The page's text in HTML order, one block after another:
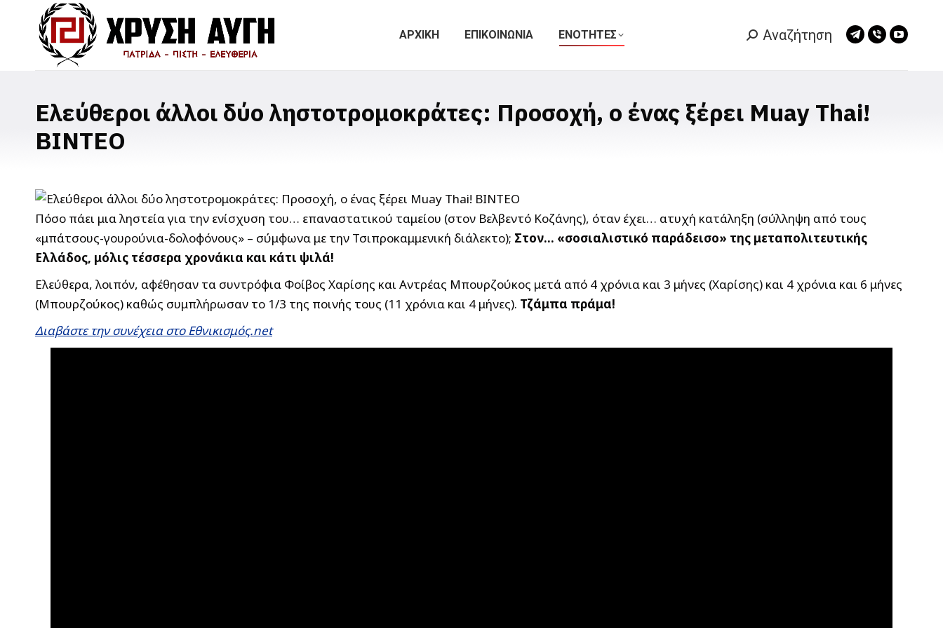
ΑΡΧΙΚΗ ΕΠΙΚΟΙΝΩΝΙΑ ΕΝΟΤΗΤΕΣ Search:
Αναζήτηση
Telegram
new
Viber
Ελεύθεροι άλλοι δύο ληστοτρομοκράτες: Προσοχή, ο ένας ξέρει Muay Thai!
ΒΙΝΤΕΟ
Πόσο πάει μια ληστεία για την ενίσχυση του… επαναστατικού ταμείου (στον Βελβεντό Κοζάνης), όταν έχει… ατυχή κατάληξη (σύλληψη από τους
«μπάτσους-γουρούνια-δολοφόνους» – σύμφωνα με την Τσιπροκαμμενική διάλεκτο); Στον… «σοσιαλιστικό παράδεισο» της μεταπολιτευτικής
Ελλάδος, μόλις τέσσερα χρονάκια και κάτι ψιλά!
Ελεύθερα, λοιπόν, αφέθησαν τα συντρόφια Φοίβος Χαρίσης και Αντρέας Μπουρζούκος μετά από 4 χρόνια και 3 μήνες (Χαρίσης) και 4 χρόνια και 6 μήνες
(Μπουρζούκος) καθώς συμπλήρωσαν το 1/3 της ποινής τους (11 χρόνια και 4 μήνες). Τζάμπα πράμα!
Διαβάστε την συνέχεια στο Εθνικισμός.net